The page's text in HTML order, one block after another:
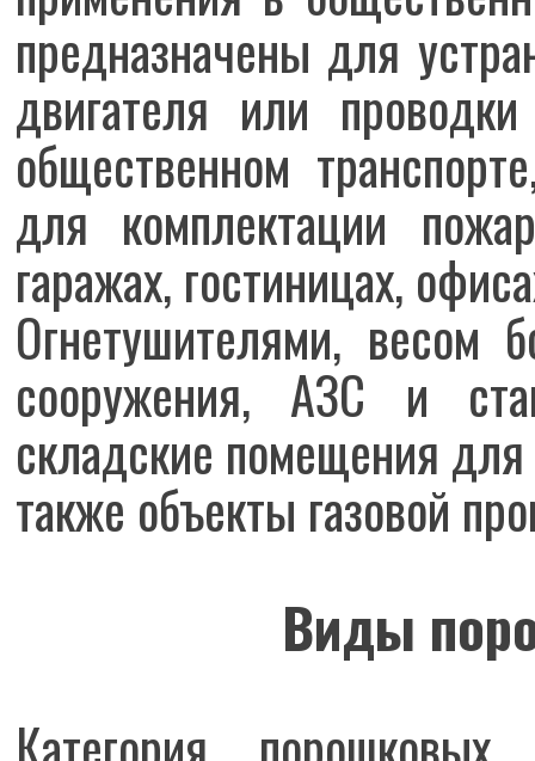
предназначены для
двигателя или
общественном
для комплектации
гаражах, гостиницах,
Огнетушителями, весом
сооружения, АЗС и
складские помещения
также объекты газовой
Виды